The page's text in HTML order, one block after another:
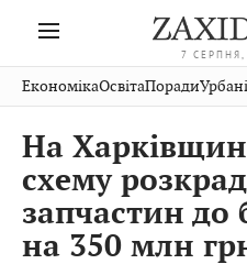
7
Івано-
Франківськ
Тернопіль
Волинь
Закарпаття
Рівне
Чернівці
Шептицький
Стрий
Вінниця
ЕкономікаОсвітаПоради
На
схему
запчастин до
на 350 млн